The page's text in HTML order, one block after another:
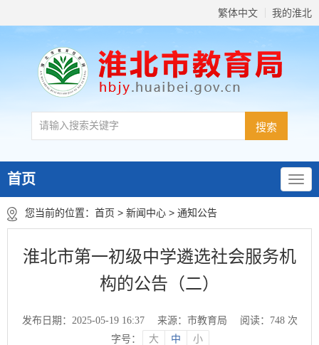
繁体中文 我的淮北
首页
您当前的位置： 首页 > 新闻中心 > 通知公告
淮北市第一初级中学遴选社会服务机
构的公告（二）
发布日期：2025-05-19 16:37 来源：市教育局 阅读： 748次
字号：
大 中 小